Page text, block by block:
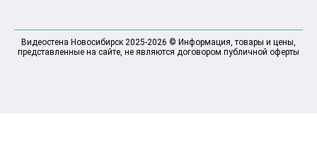
Видеостена Новосибирск 2025-2026 © Информация, товары и цены,
представленные на сайте, не являются договором публичной оферты